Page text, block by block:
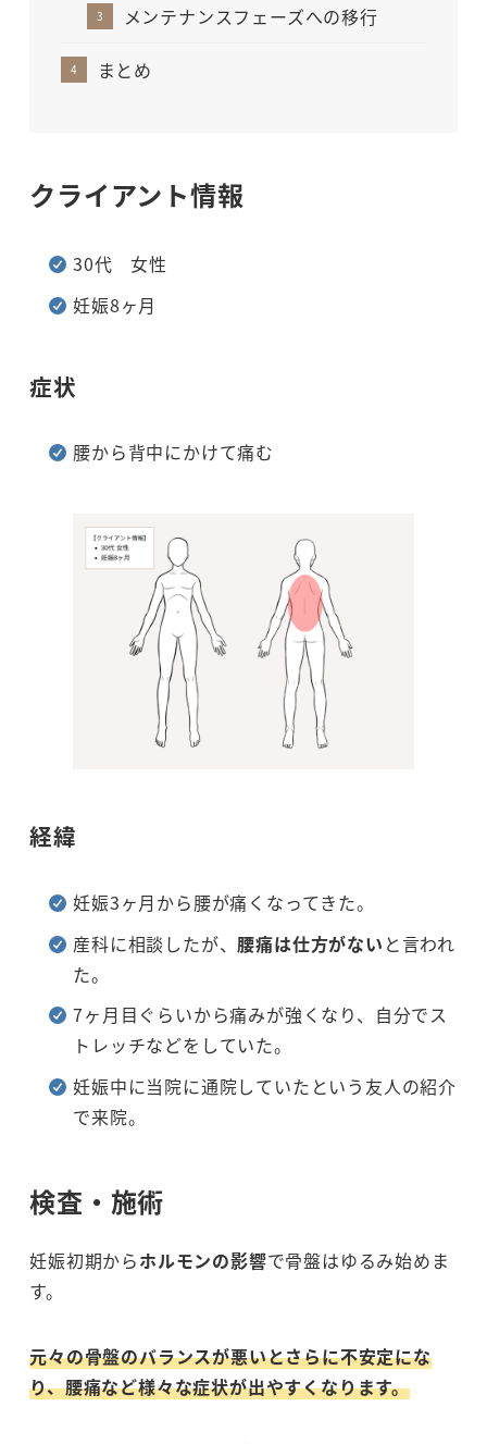
メンテナンスフェーズへの移行
まとめ
クライアント情報
30代 女性
妊娠8ヶ月
症状
腰から背中にかけて痛む
経緯
妊娠3ヶ月から腰が痛くなってきた。
産科に相談したが、 腰痛は仕方がない と言われ
た。
7ヶ月目ぐらいから痛みが強くなり、自分でス
トレッチなどをしていた。
妊娠中に当院に通院していたという友人の紹介
で来院。
検査・施術
妊娠初期からホルモンの影響で骨盤はゆるみ始めま
す。
元々の骨盤のバランスが悪いとさらに不安定にな
り、腰痛など様々な症状が出やすくなります。